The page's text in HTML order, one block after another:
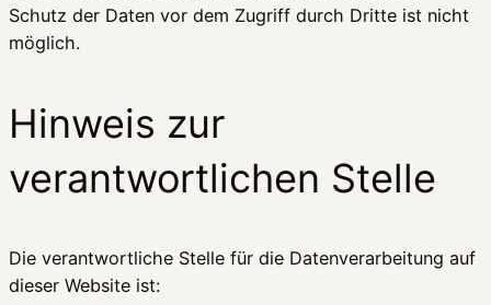
Schutz der Daten vor dem Zugriff durch Dritte ist nicht
möglich.
Hinweis zur
verantwortlichen Stelle
Die verantwortliche Stelle für die Datenverarbeitung auf
dieser Website ist: